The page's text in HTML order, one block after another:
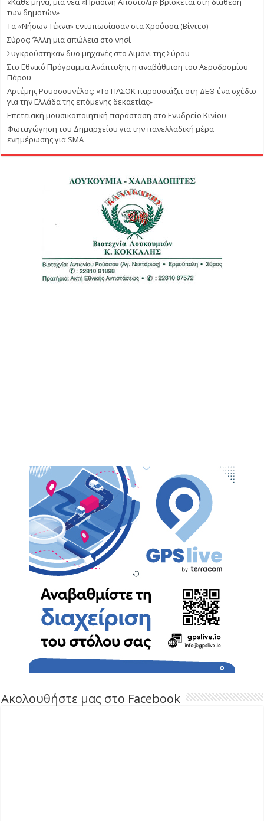
των δημοτών»
Τα «Νήσων Τέκνα» εντυπωσίασαν στα Χρούσσα (Βίντεο)
Σύρος: ΄’Άλλη μια απώλεια στο νησί
Συγκρούστηκαν δυο μηχανές στο Λιμάνι της Σύρου
Στο Εθνικό Πρόγραμμα Ανάπτυξης η αναβάθμιση του Αεροδρομίου
Πάρου
Αρτέμης Ρουσσουνέλος: «Το ΠΑΣΟΚ παρουσιάζει στη ΔΕΘ ένα σχέδιο
για την Ελλάδα της επόμενης δεκαετίας»
Επετειακή μουσικοποιητική παράσταση στο Ενυδρείο Κινίου
Φωταγώγηση του Δημαρχείου για την πανελλαδική μέρα
ενημέρωσης για SMA
Ακολουθήστε μας στο Facebook